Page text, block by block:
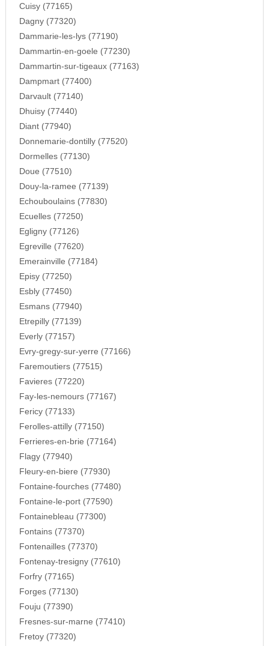
Cuisy (77165)
Dagny (77320)
Dammarie-les-lys (77190)
Dammartin-en-goele (77230)
Dammartin-sur-tigeaux (77163)
Dampmart (77400)
Darvault (77140)
Dhuisy (77440)
Diant (77940)
Donnemarie-dontilly (77520)
Dormelles (77130)
Doue (77510)
Douy-la-ramee (77139)
Echouboulains (77830)
Ecuelles (77250)
Egligny (77126)
Egreville (77620)
Emerainville (77184)
Episy (77250)
Esbly (77450)
Esmans (77940)
Etrepilly (77139)
Everly (77157)
Evry-gregy-sur-yerre (77166)
Faremoutiers (77515)
Favieres (77220)
Fay-les-nemours (77167)
Fericy (77133)
Ferolles-attilly (77150)
Ferrieres-en-brie (77164)
Flagy (77940)
Fleury-en-biere (77930)
Fontaine-fourches (77480)
Fontaine-le-port (77590)
Fontainebleau (77300)
Fontains (77370)
Fontenailles (77370)
Fontenay-tresigny (77610)
Forfry (77165)
Forges (77130)
Fouju (77390)
Fresnes-sur-marne (77410)
Fretoy (77320)